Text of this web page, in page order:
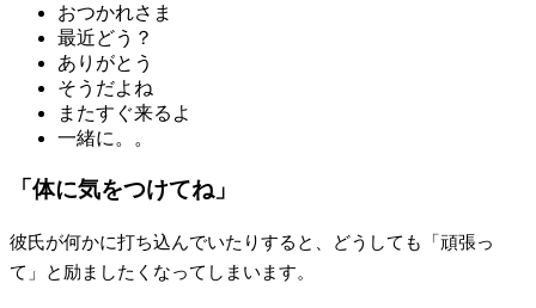
おつかれさま
最近どう？
ありがとう
そうだよね
またすぐ来るよ
一緒に。。
「体に気をつけてね」
彼氏が何かに打ち込んでいたりすると、どうしても「頑張っ
て」と励ましたくなってしまいます。